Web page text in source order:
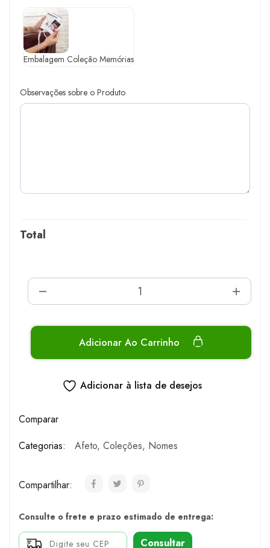
Embalagem Coleção Memórias
Observações sobre o Produto
Total
Adicionar Ao Carrinho
Adicionar à lista de desejos
Comparar
Categorias:
Afeto, Coleções, Nomes
Compartilhar:
Consulte o frete e prazo estimado de entrega:
Consultar